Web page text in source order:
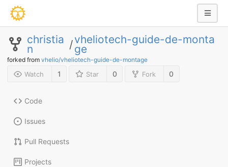
christia
n /vheliotech-guide-de-monta
ge
forked from vhelio/vheliotech-guide-de-montage
Watch 1 Star 0 Fork 0
Code
Issues
Pull Requests
Projects